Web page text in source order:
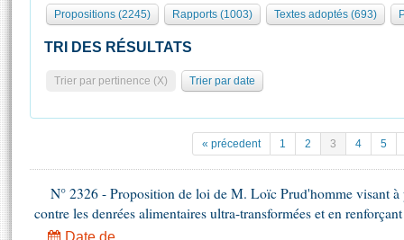
Groupes politiques
Europe et International
Pétitions
Projets de loi
Propositions de loi
Présidence Conférence des Présidents Bureau Collège des
Statistiques et chiffres clés
Documents de référence
( Constitution | Règlement de l'Assemblée ... )
Assister à une séance
Contacts et plan d'accès
Photos libres de droit
Propositions (2245) Rapports (1003) Textes adoptés (693)
TRI DES RÉSULTATS
Trier par pertinence (X) Trier par date
« précedent 1 2 3 4 5
N° 2326 - Proposition de loi de M. Loïc Prud'homme visant
contre les denrées alimentaires ultra-transformées et en
Date de